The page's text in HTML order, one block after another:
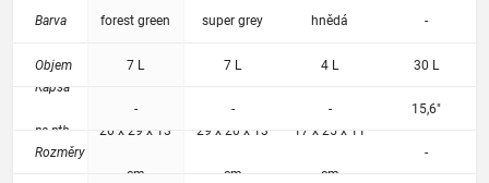
rozřadi
t,
školní
Barva
Objem
Kapsa
na ntb.
Rozměry
forest green
7 L
-
20 x 29 x 13
cm
super grey
7 L
-
29 x 20 x 13
cm
hnědá
4 L
-
17 x 25 x 11
cm
-
30 L
15,6"
-